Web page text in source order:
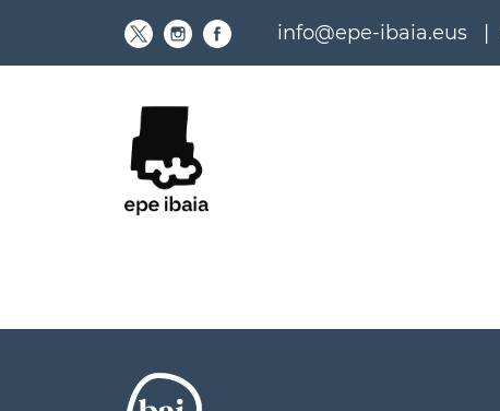
content
info@epe-ibaia.eus